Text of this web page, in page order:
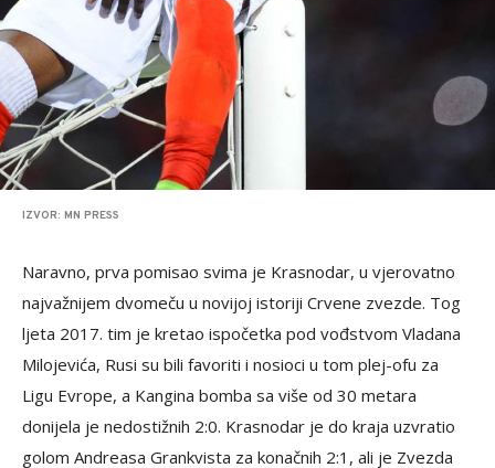
IZVOR: MN PRESS
Naravno, prva pomisao svima je Krasnodar, u vjerovatno
najvažnijem dvomeču u novijoj istoriji Crvene zvezde. Tog
ljeta 2017. tim je kretao ispočetka pod vođstvom Vladana
Milojevića, Rusi su bili favoriti i nosioci u tom plej-ofu za
Ligu Evrope, a Kangina bomba sa više od 30 metara
donijela je nedostižnih 2:0. Krasnodar je do kraja uzvratio
golom Andreasa Grankvista za konačnih 2:1, ali je Zvezda